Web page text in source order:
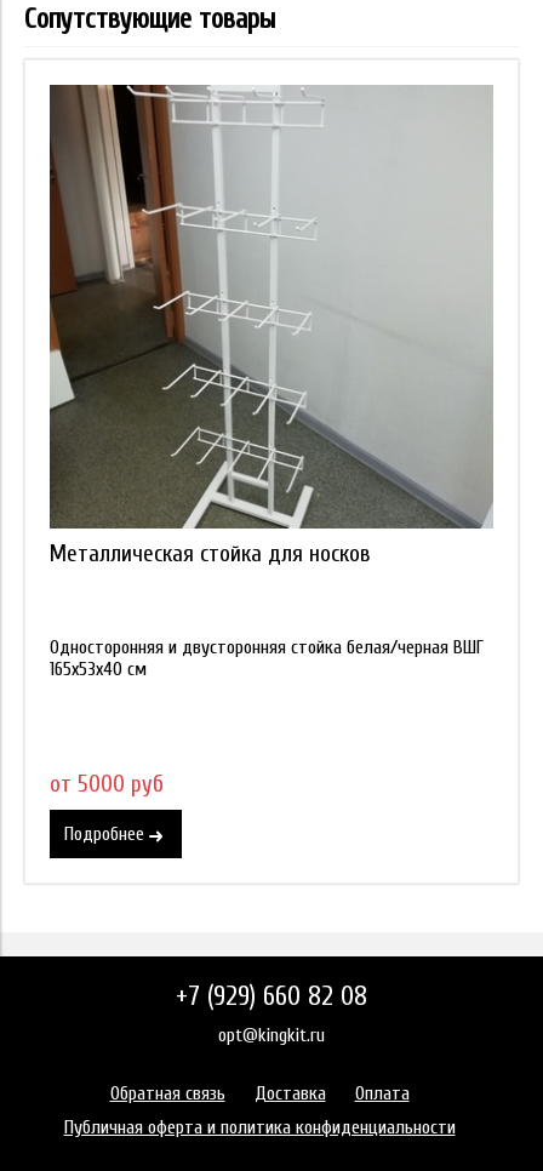
Сопутствующие товары
Металлическая стойка для носков
Односторонняя и двусторонняя стойка белая/черная ВШГ
165х53х40 см
от 5000 руб
Подробнее
+7 (929) 660 82 08
opt@kingkit.ru
Обратная связь Доставка
Оплата
Публичная оферта и политика конфиденциальности